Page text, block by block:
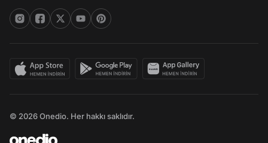
© 2026 Onedio. Her hakkı saklıdır.